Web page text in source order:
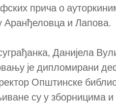
прича о
Аранђеловца и Лапова.
Данијела
је дипломирани
Општинске
су у зборницима